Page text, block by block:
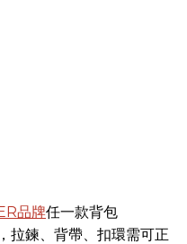
品牌任一款背包
鍊、背帶、扣環需可正